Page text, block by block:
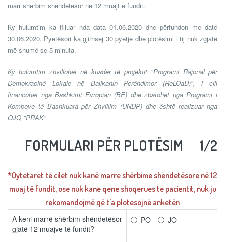
marr shërbim shëndetësor në 12 muajt e fundit.
Ky hulumtim ka filluar nda data 01.06.2020 dhe përfundon me datë
30.06.2020. Pyetësori ka gjithsej 30 pyetje dhe plotësimi i tij nuk zgjatë
më shumë se 5 minuta.
Ky hulumtim zhvillohet në kuadër të projektit "Programi Rajonal për
Demokracinë Lokale në Ballkanin Perëndimor (ReLOaD)", i cili
financohet nga Bashkimi Evropian (BE) dhe zbatohet nga Programi i
Kombeve të Bashkuara për Zhvillim (UNDP) dhe është realizuar nga
OJQ "PRAK"
FORMULARI PËR PLOTËSIM 1/2
*Qytetaret të cilet nuk kanë marre shërbime shëndetësore në 12
muaj të fundit, ose nuk kane qene shoqerues te pacientit, nuk ju
rekomandojmë që t'a plotesojnë anketën
A keni marrë shërbim shëndetësor
gjatë 12 muajve të fundit?
PO JO